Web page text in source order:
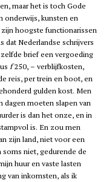
maar het is toch Gode
onderwijs, kunsten en
hoogste functionarissen
dat Nederlandse schrijvers
brief een vergoeding
f250, – verblijfkosten,
reis, per trein en boot, en
gulden kost. Men
dagen moeten slapen van
is dan het onze, en in
is. En zou men
zijn land, niet voor een
soms niet, gedurende de
huur en vaste lasten
van inkomsten, als ik